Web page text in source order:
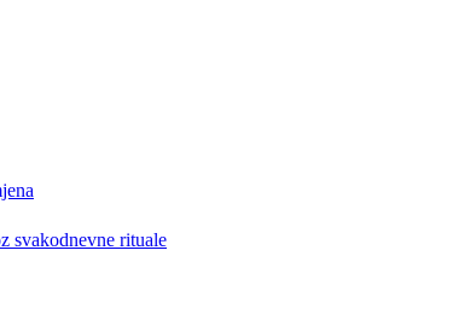
svakodnevne rituale